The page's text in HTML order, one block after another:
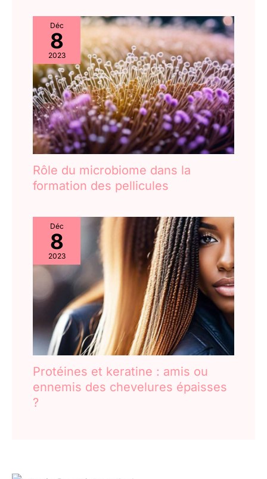
pièces entonnoir, peut
vous aider à transférer
votre maquillage en toute
facilité et réduire les
déchets.Et vous pouvez
les mettre dans votre sac
à main et les utiliser
partout où vous voulez
Multiples Fonctions:
Bouteilles de
pulvérisation vides,
stockage et utilisation
parfaits pour tous vos
besoins personnels et
domestiques. Ces
sont parfaites pour
brumiser des parfums,
de l'eau de maquillage,
des désodorisants, de
l'eau florale et d'autres
liquides
Déc
8
2023
Rôle du microbiome dans la
formation des pellicules
Déc
8
2023
Protéines et keratine : amis ou
ennemis des chevelures épaisses
?